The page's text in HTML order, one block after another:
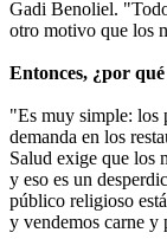
Gadi Benoliel.
otro motivo que los
Entonces, ¿por
"Es muy simple: los
demanda en los
Salud exige que los
y eso es un
público religioso
y vendemos carne y